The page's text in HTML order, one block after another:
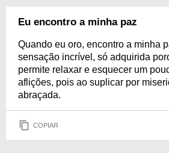
Eu encontro a minha paz
Quando eu oro, encontro a minha
sensação incrível, só adquirida
permite relaxar e esquecer um
aflições, pois ao suplicar por
abraçada.
COPIAR